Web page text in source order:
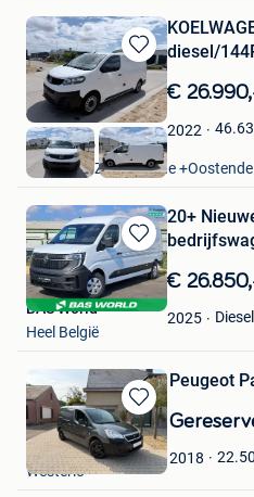
Bewaren
in
Mijn
Favorieten
diesel/
€
2022
borsellino car
Oostende Zandvoorde +Oostende
Bewaren
in
Mijn
Favorieten
20+
€
2025 Diesel
BAS World
Heel België
Bewaren
in
Mijn
Favorieten
Peugeot
2018
Heylen Automotive
Westerlo